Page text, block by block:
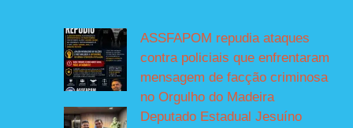
ASSFAPOM repudia ataques
contra policiais que enfrentaram
mensagem de facção criminosa
no Orgulho do Madeira
Deputado Estadual Jesuíno